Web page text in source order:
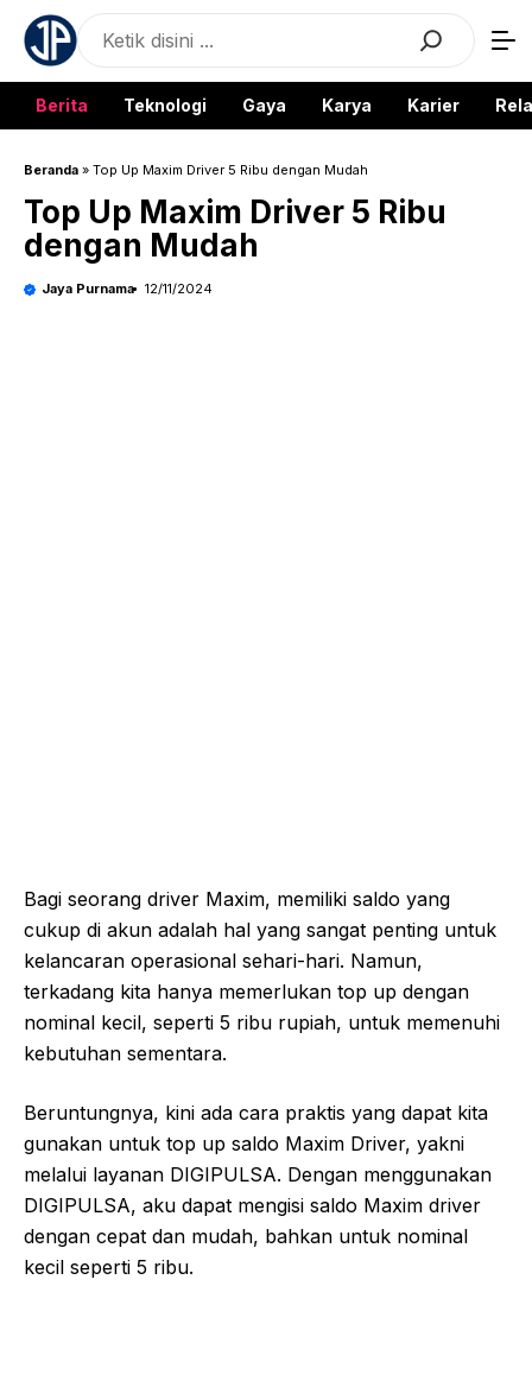
Langsung
Berita Teknologi Gaya Karya Karier
Beranda » Top Up Maxim Driver 5 Ribu dengan Mudah
Top Up Maxim Driver 5 Ribu
dengan Mudah
Jaya Purnama 12/11/2024
Bagi seorang driver Maxim, memiliki saldo yang
cukup di akun adalah hal yang sangat penting untuk
kelancaran operasional sehari-hari. Namun,
terkadang kita hanya memerlukan top up dengan
nominal kecil, seperti 5 ribu rupiah, untuk memenuhi
kebutuhan sementara.
Beruntungnya, kini ada cara praktis yang dapat kita
gunakan untuk top up saldo Maxim Driver, yakni
melalui layanan DIGIPULSA. Dengan menggunakan
DIGIPULSA, aku dapat mengisi saldo Maxim driver
dengan cepat dan mudah, bahkan untuk nominal
kecil seperti 5 ribu.